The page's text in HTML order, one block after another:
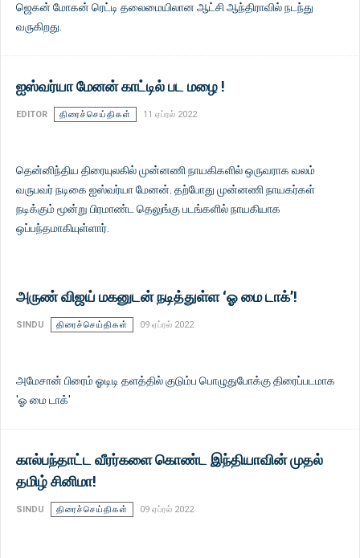
ஜெகன் மோகன் ரெட்டி தலைமையிலான ஆட்சி ஆந்திராவில் நடந்து
வருகிறது.
ஐஸ்வர்யா மேனன் காட்டில் பட மழை !
EDITOR திரைச்செய்திகள் 11 ஏப்ரல் 2022
தென்னிந்திய திரையுலகில் முன்னணி நாயகிகளில் ஒருவராக வலம்
வருபவர் நடிகை ஐஸ்வர்யா மேனன். தற்போது முன்னணி நாயகர்கள்
நடிக்கும் மூன்று பிரமாண்ட தெலுங்கு படங்களில் நாயகியாக
ஒப்பந்தமாகியுள்ளார்.
அருண் விஜய் மகனுடன் நடித்துள்ள ‘ஓ மை டாக்’!
SINDU திரைச்செய்திகள் 09 ஏப்ரல் 2022
அமேசான் பிரைம் ஓடிடி தளத்தில் குடும்ப பொழுதுபோக்கு திரைப்படமாக
'ஓ மை டாக்'
கால்பந்தாட்ட வீரர்களை கொண்ட இந்தியாவின் முதல்
தமிழ் சினிமா!
SINDU திரைச்செய்திகள் 09 ஏப்ரல் 2022